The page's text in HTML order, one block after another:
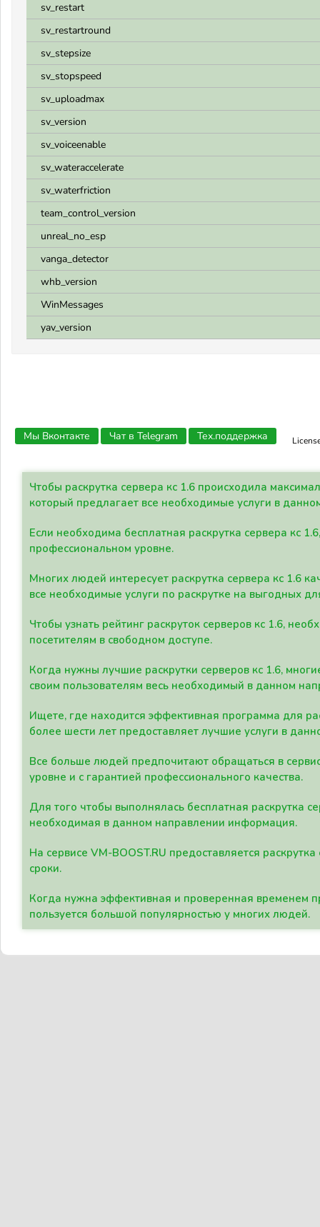
sv_restart
sv_restartround
sv_stepsize
sv_stopspeed
sv_uploadmax
sv_version
sv_voiceenable
sv_wateraccelerate
sv_waterfriction
team_control_version
unreal_no_esp
vanga_detector
whb_version
WinMessages
yav_version
Мы Вконтакте Чат в Telegram Тех.поддержка
Чтобы раскрутка сервера кс 1.6 происходила
который предлагает все необходимые услуги в
Если необходима бесплатная раскрутка сервера кс
профессиональном уровне.
Многих людей интересует раскрутка сервера кс 1.6
все необходимые услуги по раскрутке на выгодных
Чтобы узнать рейтинг раскруток серверов кс 1.6,
посетителям в свободном доступе.
Когда нужны лучшие раскрутки серверов кс 1.6,
своим пользователям весь необходимый в данном
Ищете, где находится эффективная программа для
более шести лет предоставляет лучшие услуги в
Все больше людей предпочитают обращаться в
уровне и с гарантией профессионального качества.
Для того чтобы выполнялась бесплатная раскрутка
необходимая в данном направлении информация.
На сервисе VM-BOOST.RU предоставляется
сроки.
Когда нужна эффективная и проверенная временем
пользуется большой популярностью у многих людей.